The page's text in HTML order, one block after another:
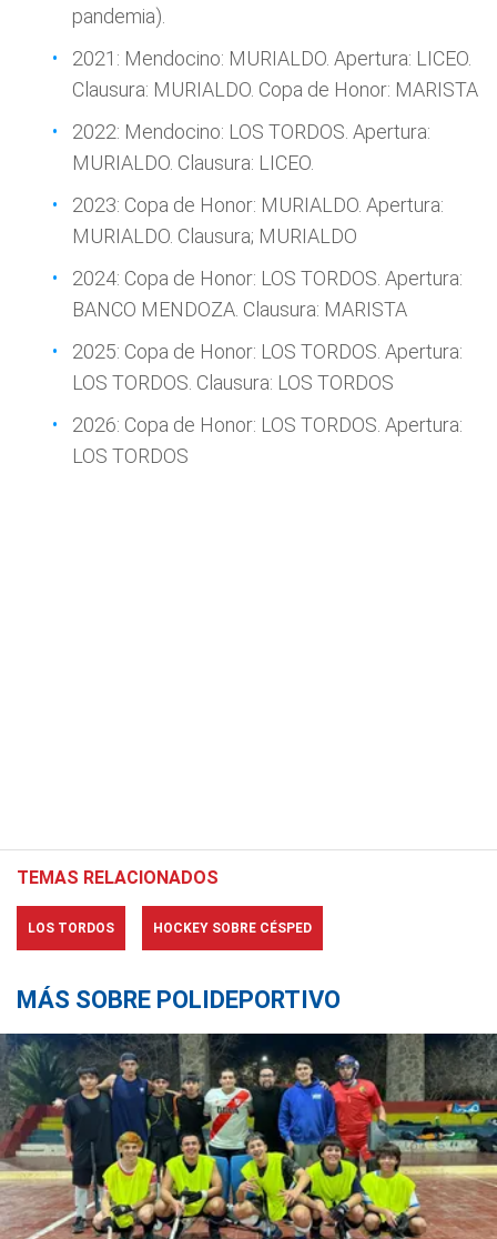
pandemia).
2021: Mendocino: MURIALDO. Apertura: LICEO.
Clausura: MURIALDO. Copa de Honor: MARISTA
2022: Mendocino: LOS TORDOS. Apertura:
MURIALDO. Clausura: LICEO.
2023: Copa de Honor: MURIALDO. Apertura:
MURIALDO. Clausura; MURIALDO
2024: Copa de Honor: LOS TORDOS. Apertura:
BANCO MENDOZA. Clausura: MARISTA
2025: Copa de Honor: LOS TORDOS. Apertura:
LOS TORDOS. Clausura: LOS TORDOS
2026: Copa de Honor: LOS TORDOS. Apertura:
LOS TORDOS
TEMAS RELACIONADOS
LOS TORDOS HOCKEY SOBRE CÉSPED
MÁS SOBRE POLIDEPORTIVO